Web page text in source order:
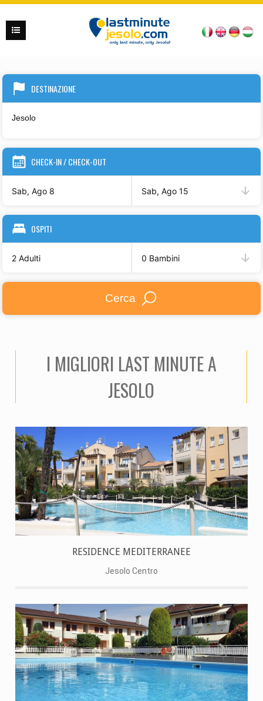
DESTINAZIONE
CHECK-IN / CHECK-OUT
Sab, Ago 8 Sab, Ago 15
OSPITI
2 Adulti 0 Bambini
Cerca
I MIGLIORI LAST MINUTE A
JESOLO
RESIDENCE MEDITERRANEE
Jesolo Centro